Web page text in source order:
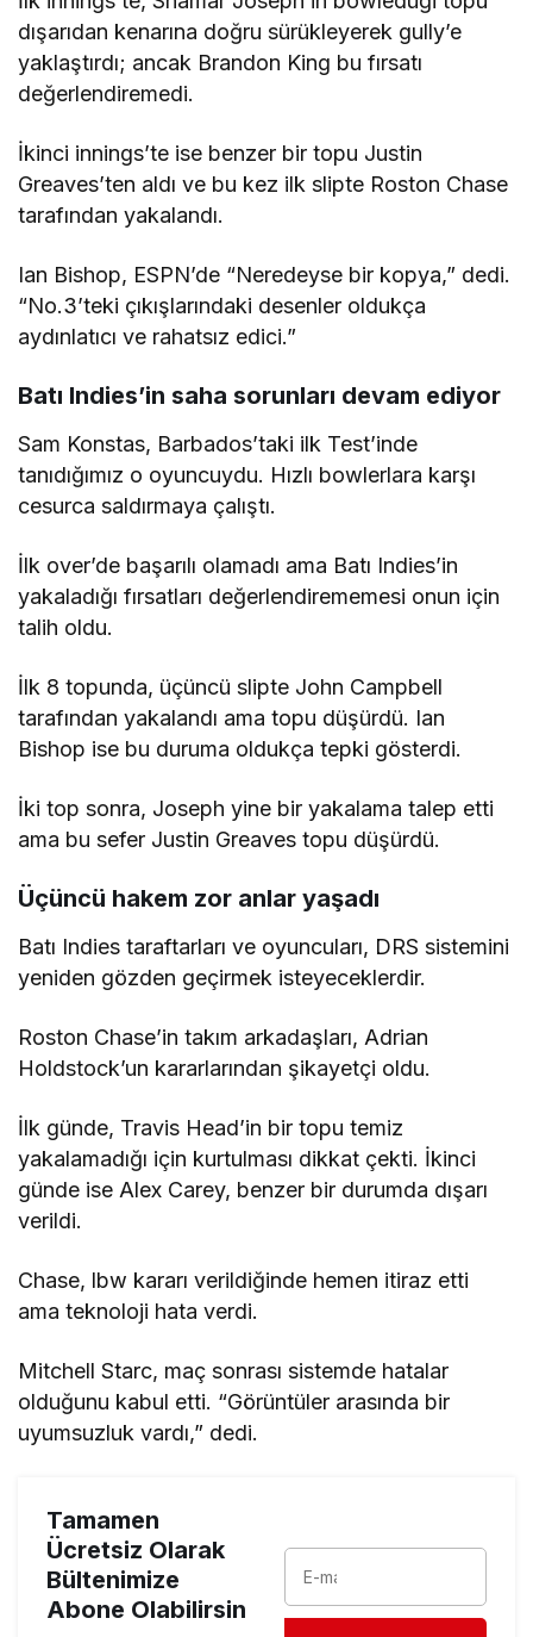
dışarıdan kenarına doğru sürükleyerek gully’e
yaklaştırdı; ancak Brandon King bu fırsatı
değerlendiremedi.
İkinci innings’te ise benzer bir topu Justin
Greaves’ten aldı ve bu kez ilk slipte Roston Chase
tarafından yakalandı.
Ian Bishop, ESPN’de “Neredeyse bir kopya,” dedi.
“No.3’teki çıkışlarındaki desenler oldukça
aydınlatıcı ve rahatsız edici.”
Batı Indies’in saha sorunları devam ediyor
Sam Konstas, Barbados’taki ilk Test’inde
tanıdığımız o oyuncuydu. Hızlı bowlerlara karşı
cesurca saldırmaya çalıştı.
İlk over’de başarılı olamadı ama Batı Indies’in
yakaladığı fırsatları değerlendirememesi onun için
talih oldu.
İlk 8 topunda, üçüncü slipte John Campbell
tarafından yakalandı ama topu düşürdü. Ian
Bishop ise bu duruma oldukça tepki gösterdi.
İki top sonra, Joseph yine bir yakalama talep etti
ama bu sefer Justin Greaves topu düşürdü.
Üçüncü hakem zor anlar yaşadı
Batı Indies taraftarları ve oyuncuları, DRS sistemini
yeniden gözden geçirmek isteyeceklerdir.
Roston Chase’in takım arkadaşları, Adrian
Holdstock’un kararlarından şikayetçi oldu.
İlk günde, Travis Head’in bir topu temiz
yakalamadığı için kurtulması dikkat çekti. İkinci
günde ise Alex Carey, benzer bir durumda dışarı
verildi.
Chase, lbw kararı verildiğinde hemen itiraz etti
ama teknoloji hata verdi.
Mitchell Starc, maç sonrası sistemde hatalar
olduğunu kabul etti. “Görüntüler arasında bir
uyumsuzluk vardı,” dedi.
Tamamen
Ücretsiz Olarak
Bültenimize
Abone Olabilirsin